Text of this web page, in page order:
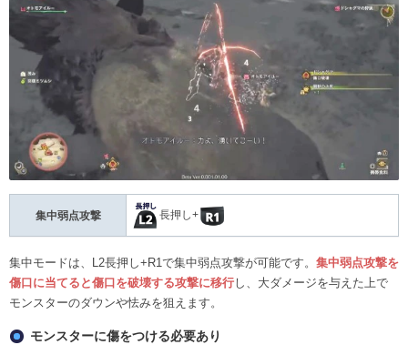
集中弱点攻撃 長押し+
集中モードは、L2長押し+R1で集中弱点攻撃が可能です。 集中弱点攻撃を
傷口に当てると傷口を破壊する攻撃に移行し、大ダメージを与えた上で
モンスターのダウンや怯みを狙えます。
モンスターに傷をつける必要あり